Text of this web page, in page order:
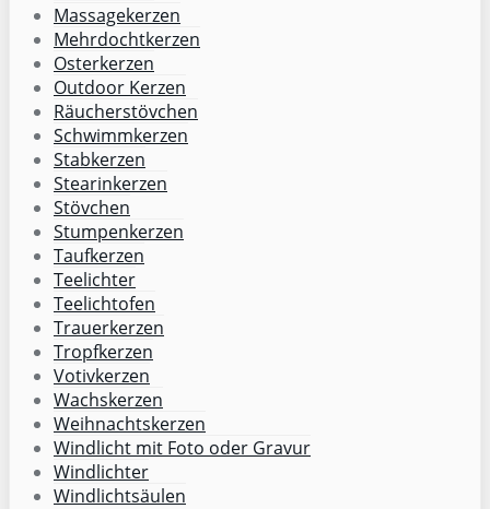
Massagekerzen
Mehrdochtkerzen
Osterkerzen
Outdoor Kerzen
Räucherstövchen
Schwimmkerzen
Stabkerzen
Stearinkerzen
Stövchen
Stumpenkerzen
Taufkerzen
Teelichter
Teelichtofen
Trauerkerzen
Tropfkerzen
Votivkerzen
Wachskerzen
Weihnachtskerzen
Windlicht mit Foto oder Gravur
Windlichter
Windlichtsäulen